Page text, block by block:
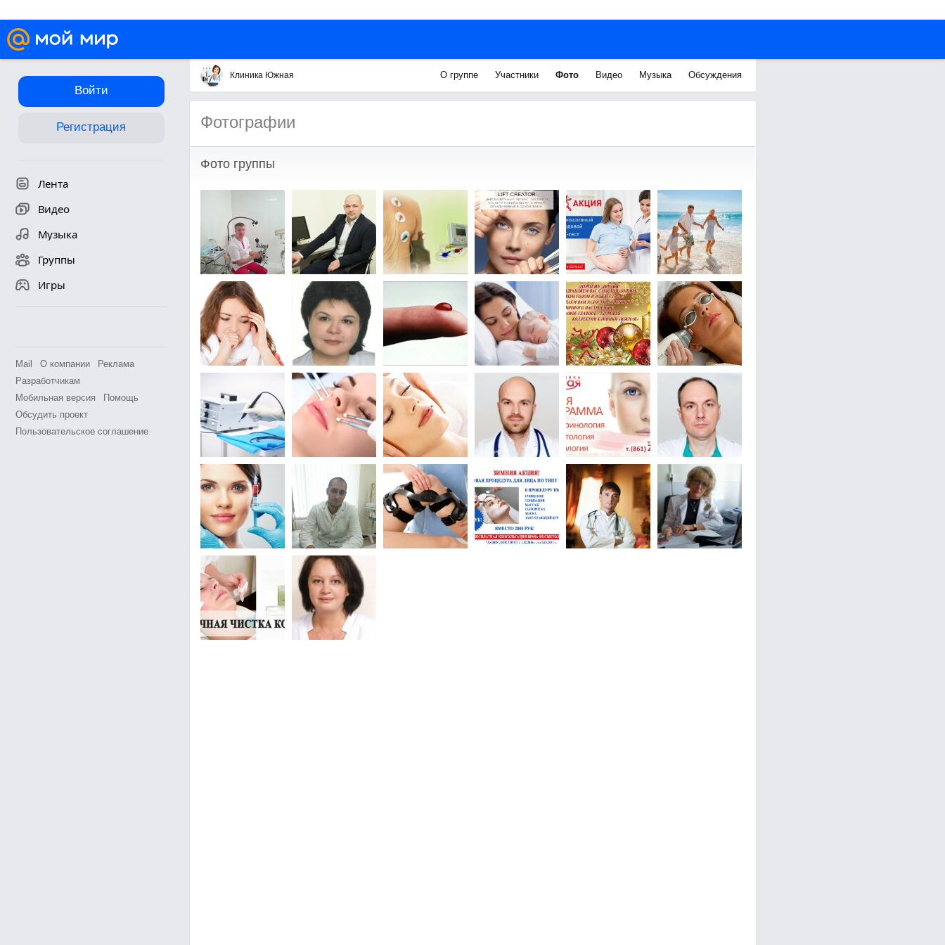
Войти
Регистрация
Лента
Видео
Музыка
Группы
Игры
Mail О компании
Реклама
Разработчикам
Мобильная версия
Помощь
Обсудить проект
Пользовательское соглашение
Клиника Южная О группе Участники Фото Видео Музыка Обсуждения
Фотографии
Фото группы